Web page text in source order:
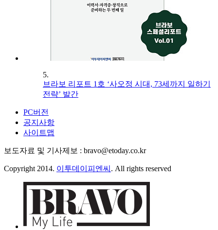
5.
브라보 리포트 1호 ‘사오정 시대, 73세까지 일하기
전략’ 발간
PC버전
공지사항
사이트맵
보도자료 및 기사제보 : bravo@etoday.co.kr
Copyright 2014. 이투데이피엔씨 . All rights reserved